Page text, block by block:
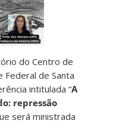
do Centro de
Federal de Santa
intitulada “A
repressão
será ministrada